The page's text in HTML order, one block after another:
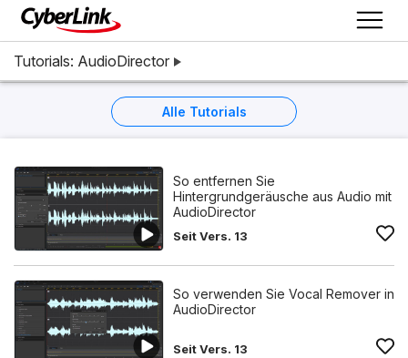
Tutorials: AudioDirector
Alle Tutorials
So entfernen Sie
Hintergrundgeräusche aus Audio mit
AudioDirector
Seit Vers. 13
So verwenden Sie Vocal Remover in
AudioDirector
Seit Vers. 13